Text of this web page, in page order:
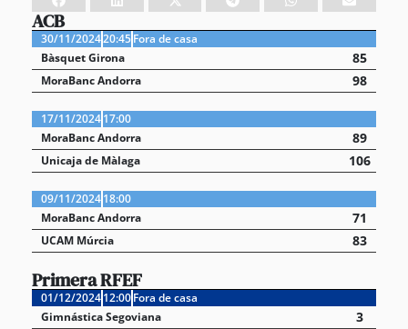
ACB
30/11/202420:45Fora de casa
Bàsquet Girona
85
MoraBanc Andorra 98
17/11/202417:00
MoraBanc Andorra
89
Unicaja de Màlaga 106
09/11/202418:00
MoraBanc Andorra
71
UCAM Múrcia 83
Primera RFEF
01/12/202412:00Fora de casa
Gimnástica Segoviana
3